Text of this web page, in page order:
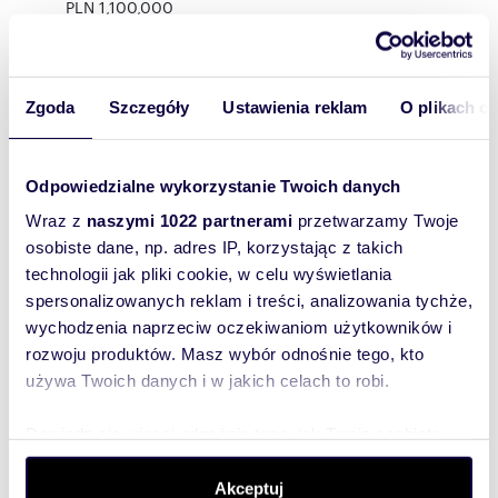
Zgoda Szczegóły Ustawienia reklam O plikach
Odpowiedzialne wykorzystanie Twoich danych
Wraz z naszymi 1022 partnerami przetwarzamy Twoje
osobiste dane, np. adres IP, korzystając z takich
technologii jak pliki cookie, w celu wyświetlania
spersonalizowanych reklam i treści, analizowania tychże,
wychodzenia naprzeciw oczekiwaniom użytkowników i
rozwoju produktów. Masz wybór odnośnie tego, kto
używa Twoich danych i w jakich celach to robi.
dane są przetwarzane oraz ustaw własne preferencje w
. W Deklaracji plików cookie możesz
Akceptuj
PLN 1,100,000
available in the advertisement.
Did you know that with homfi you can buy a
everything with one company? In addition to
real estate agents who help you find and
purchase a property, we provide you with
experienced credit experts, talented interior
designers, and resourceful rental management
specialists. Thanks to this, with us you will find a
property, finance its purchase, design and finish
its interior, and then sell or rent it with the
option of transferring the property to us for
rental management.
Interested? Ask the offer supervisor for details.